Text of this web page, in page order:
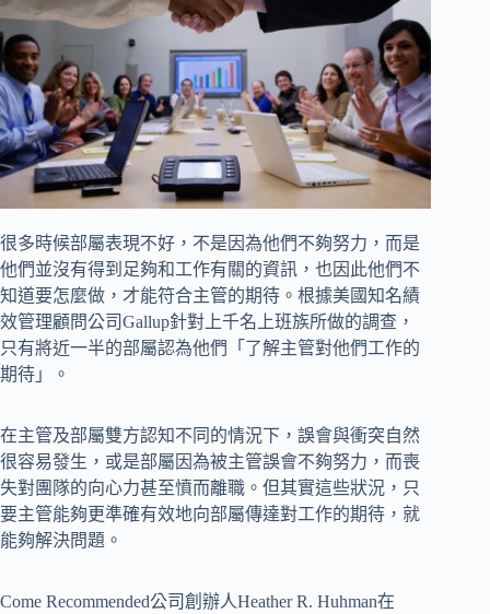
很多時候部屬表現不好，不是因為他們不夠努力，而是
他們並沒有得到足夠和工作有關的資訊，也因此他們不
知道要怎麼做，才能符合主管的期待。根據美國知名績
效管理顧問公司Gallup針對上千名上班族所做的調查，
只有將近一半的部屬認為他們「了解主管對他們工作的
期待」。
在主管及部屬雙方認知不同的情況下，誤會與衝突自然
很容易發生，或是部屬因為被主管誤會不夠努力，而喪
失對團隊的向心力甚至憤而離職。但其實這些狀況，只
要主管能夠更準確有效地向部屬傳達對工作的期待，就
能夠解決問題。
Come Recommended公司創辦人Heather R. Huhman在